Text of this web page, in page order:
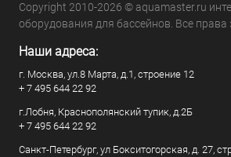
Copyright 2010-2026 © aquamaster.ru
оборудования для бассейнов. Все
Наши адреса:
г. Москва, ул.8 Марта, д.1, строение 12
+ 7 495 644 22 92
г.Лобня, Краснополянский тупик, д.2Б
+ 7 495 644 22 92
Санкт-Петербург, ул Бокситогорская, д. 27,